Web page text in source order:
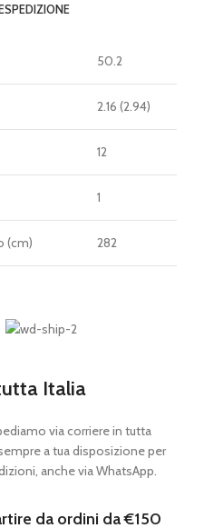
SPEDIZIONE
50.2
2.16 (2.94)
12
1
(cm) 282
Italia
via corriere in tutta
a tua disposizione per
anche via WhatsApp.
da ordini da €150